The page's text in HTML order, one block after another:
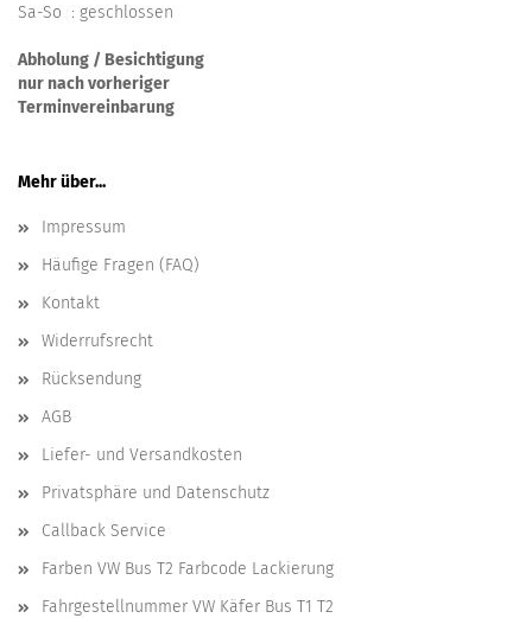
Sa-So : geschlossen
Abholung / Besichtigung
nur nach vorheriger
Terminvereinbarung
Mehr über...
Impressum
Häufige Fragen (FAQ)
Kontakt
Widerrufsrecht
Rücksendung
AGB
Liefer- und Versandkosten
Privatsphäre und Datenschutz
Callback Service
Farben VW Bus T2 Farbcode Lackierung
Fahrgestellnummer VW Käfer Bus T1 T2